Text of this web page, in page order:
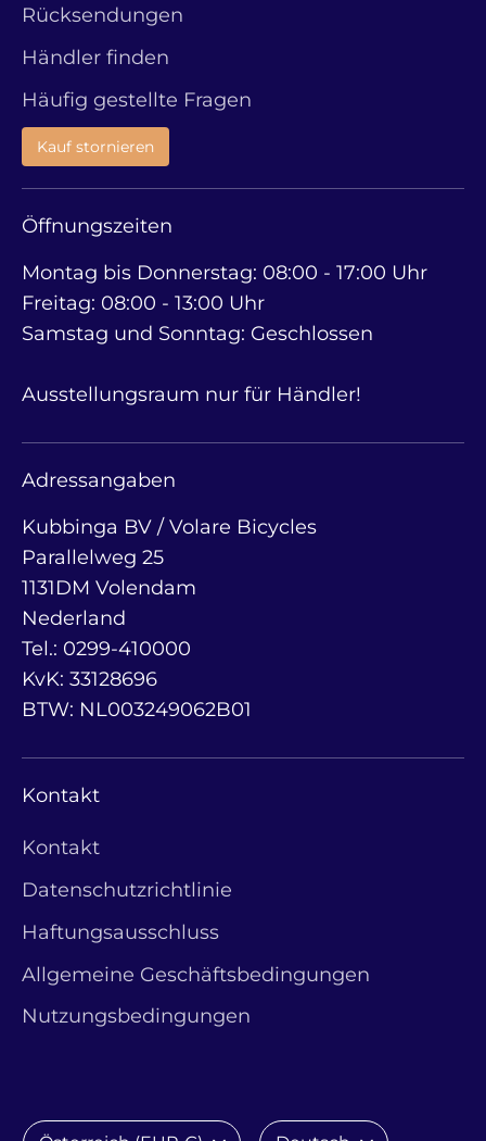
Rücksendungen
Händler finden
Häufig gestellte Fragen
Kauf stornieren
Öffnungszeiten
Montag bis Donnerstag: 08:00 - 17:00 Uhr
Freitag: 08:00 - 13:00 Uhr
Samstag und Sonntag: Geschlossen
Ausstellungsraum nur für Händler!
Adressangaben
Kubbinga BV / Volare Bicycles
Parallelweg 25
1131DM Volendam
Nederland
Tel.: 0299-410000
KvK: 33128696
BTW: NL003249062B01
Kontakt
Kontakt
Datenschutzrichtlinie
Haftungsausschluss
Allgemeine Geschäftsbedingungen
Nutzungsbedingungen
Währung Sprache